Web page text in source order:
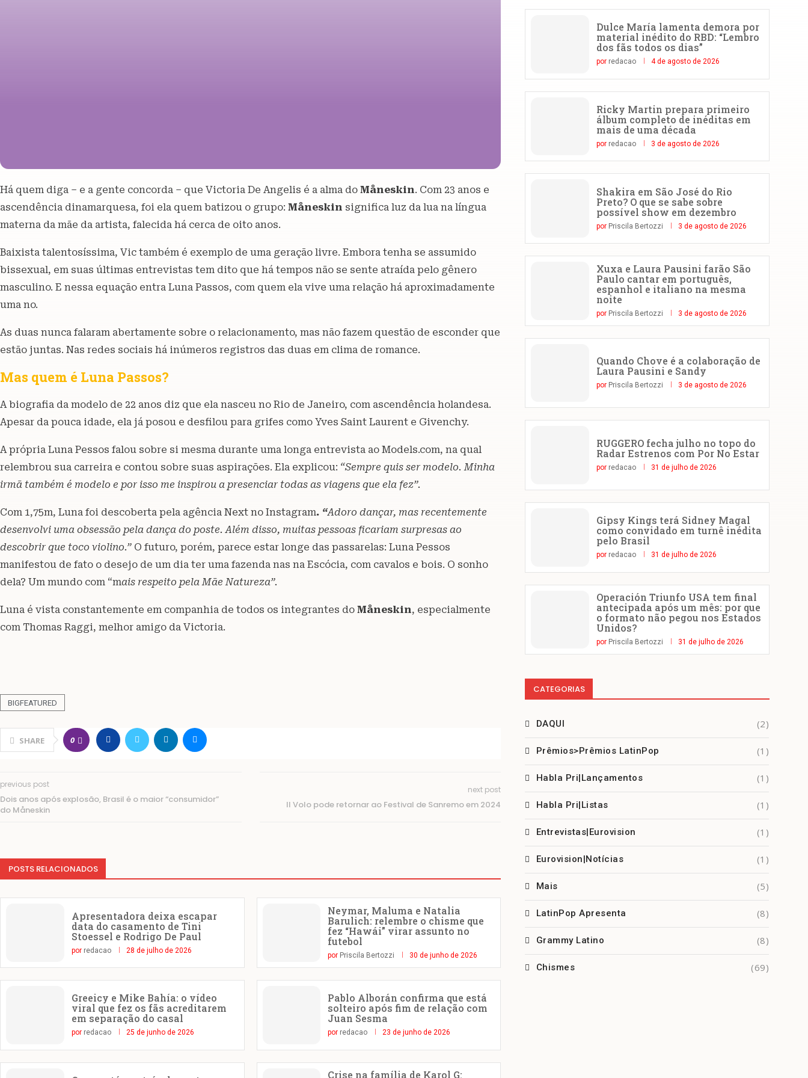
Há quem diga – e a gente concorda – que Victoria De Angelis é a alma do Måneskin. Com 23 anos e
ascendência dinamarquesa, foi ela quem batizou o grupo: Måneskin significa luz da lua na língua
materna da mãe da artista, falecida há cerca de oito anos.
Baixista talentosíssima, Vic também é exemplo de uma geração livre. Embora tenha se assumido
bissexual, em suas últimas entrevistas tem dito que há tempos não se sente atraída pelo gênero
masculino. E nessa equação entra Luna Passos, com quem ela vive uma relação há aproximadamente
uma no.
As duas nunca falaram abertamente sobre o relacionamento, mas não fazem questão de esconder que
estão juntas. Nas redes sociais há inúmeros registros das duas em clima de romance.
Mas quem é Luna Passos?
A biografia da modelo de 22 anos diz que ela nasceu no Rio de Janeiro, com ascendência holandesa.
Apesar da pouca idade, ela já posou e desfilou para grifes como Yves Saint Laurent e Givenchy.
A própria Luna Pessos falou sobre si mesma durante uma longa entrevista ao Models.com, na qual
relembrou sua carreira e contou sobre suas aspirações. Ela explicou: “Sempre quis ser modelo. Minha
irmã também é modelo e por isso me inspirou a presenciar todas as viagens que ela fez”.
Com 1,75m, Luna foi descoberta pela agência Next no Instagram. “Adoro dançar, mas recentemente
desenvolvi uma obsessão pela dança do poste. Além disso, muitas pessoas ficariam surpresas ao
descobrir que toco violino.” O futuro, porém, parece estar longe das passarelas: Luna Pessos
manifestou de fato o desejo de um dia ter uma fazenda nas na Escócia, com cavalos e bois. O sonho
dela? Um mundo com “mais respeito pela Mãe Natureza”.
Luna é vista constantemente em companhia de todos os integrantes do Måneskin, especialmente
com Thomas Raggi, melhor amigo da Victoria.
BIGFEATURED
SHARE 0
previous post
Dois anos após explosão, Brasil é o maior “consumidor”
do Måneskin
next post
Il Volo pode retornar ao Festival de Sanremo em 2024
POSTS RELACIONADOS
Apresentadora deixa escapar
data do casamento de Tini
Stoessel e Rodrigo De Paul
por redacao 28 de julho de 2026
Neymar, Maluma e Natalia
Barulich: relembre o chisme que
fez “Hawái” virar assunto no
futebol
por Priscila Bertozzi 30 de junho de 2026
Greeicy e Mike Bahía: o vídeo
viral que fez os fãs acreditarem
em separação do casal
por redacao 25 de junho de 2026
Pablo Alborán confirma que está
solteiro após fim de relação com
Juan Sesma
por redacao 23 de junho de 2026
Crise na família de Karol G:
Dulce María lamenta demora por
material inédito do RBD: “Lembro
dos fãs todos os dias”
por redacao 4 de agosto de 2026
Ricky Martin prepara primeiro
álbum completo de inéditas em
mais de uma década
por redacao 3 de agosto de 2026
Shakira em São José do Rio
Preto? O que se sabe sobre
possível show em dezembro
por Priscila Bertozzi 3 de agosto de 2026
Xuxa e Laura Pausini farão São
Paulo cantar em português,
espanhol e italiano na mesma
noite
por Priscila Bertozzi 3 de agosto de 2026
Quando Chove é a colaboração de
Laura Pausini e Sandy
por Priscila Bertozzi 3 de agosto de 2026
RUGGERO fecha julho no topo do
Radar Estrenos com Por No Estar
por redacao 31 de julho de 2026
Gipsy Kings terá Sidney Magal
como convidado em turnê inédita
pelo Brasil
por redacao 31 de julho de 2026
Operación Triunfo USA tem final
antecipada após um mês: por que
o formato não pegou nos Estados
Unidos?
por Priscila Bertozzi 31 de julho de 2026
CATEGORIAS
DAQUI (2)
Prêmios>Prêmios LatinPop (1)
Habla Pri|Lançamentos (1)
Habla Pri|Listas (1)
Entrevistas|Eurovision (1)
Eurovision|Notícias (1)
Mais (5)
LatinPop Apresenta (8)
Grammy Latino (8)
Chismes (69)